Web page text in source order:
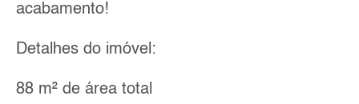
acabamento!
Detalhes do imóvel:
88 m² de área total